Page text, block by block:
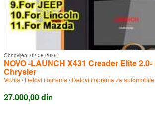
Obnovljen: 02.08.2026.
NOVO -LAUNCH X431 Creader Elite
Chrysler
Vozila /Delovi i oprema /Delovi i oprema za automobile
27.000,00 din